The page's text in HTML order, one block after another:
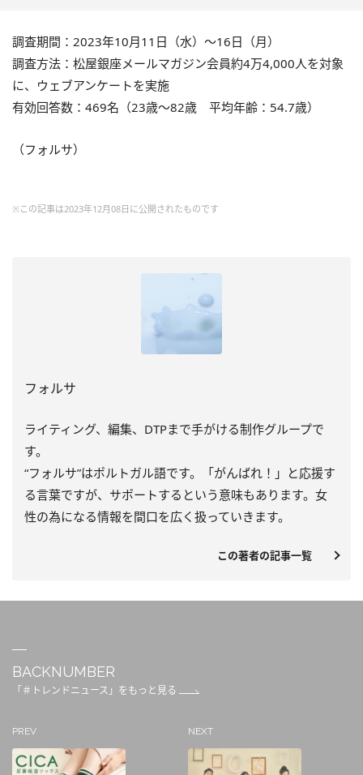
調査期間：2023年10月11日（水）～16日（月）
調査方法：松屋銀座メールマガジン会員約4万4,000人を対象
に、ウェブアンケートを実施
有効回答数：469名（23歳～82歳 平均年齢：54.7歳）
（フォルサ）
※この記事は2023年12月08日に公開されたものです
フォルサ
ライティング、編集、DTPまで手がける制作グループで
す。
“フォルサ”はポルトガル語です。「がんばれ！」と応援す
る言葉ですが、サポートするという意味もあります。女
性の為になる情報を間口を広く扱っていきます。
この著者の記事一覧
BACKNUMBER
「＃トレンドニュース」をもっと見る
PREV NEXT